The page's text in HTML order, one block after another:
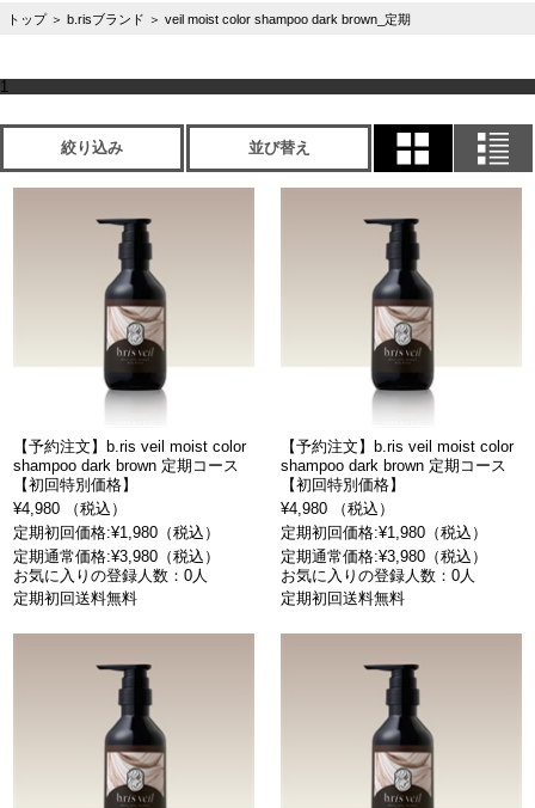
トップ ＞ b.risブランド ＞ veil moist color shampoo dark brown_定期
1
絞り込み 並び替え
【予約注文】b.ris veil moist color
shampoo dark brown 定期コース
【初回特別価格】
¥4,980 （税込）
定期初回価格:¥1,980（税込）
定期通常価格:¥3,980（税込）
お気に入りの登録人数：0人
定期初回送料無料
【予約注文】b.ris veil moist color
shampoo dark brown 定期コース
【初回特別価格】
¥4,980 （税込）
定期初回価格:¥1,980（税込）
定期通常価格:¥3,980（税込）
お気に入りの登録人数：0人
定期初回送料無料